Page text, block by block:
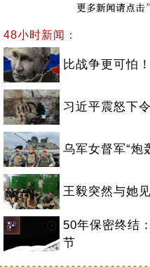
48小时新闻：
比战争更可怕
习近平震怒下
乌军女督军“炮
王毅突然与她
50年保密终结
节